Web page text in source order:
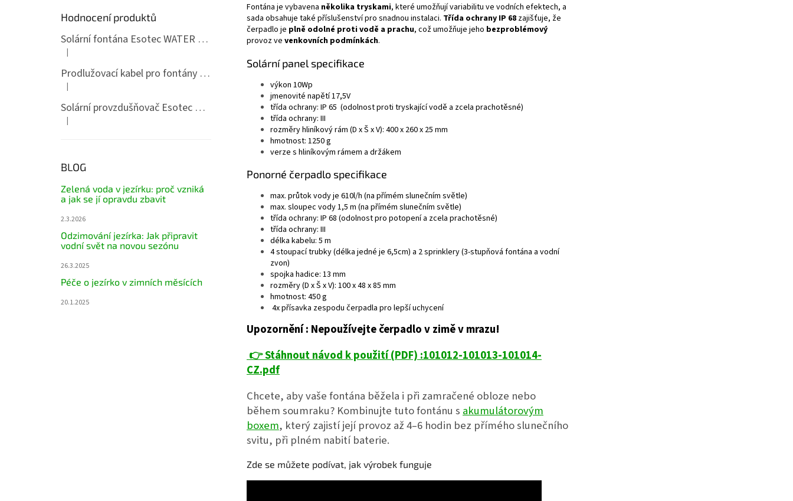
Hodnocení produktů
Solární fontána Esotec WATER SPLASH 5/470
Hodnocení produktu je 5 z 5 hvězdiček.
|
Prodlužovací kabel pro fontány Napoli, Siena, Water Splash 5/470, Water Splash 10/610
Hodnocení produktu je 5 z 5 hvězdiček.
|
Solární provzdušňovač Esotec Duo Air 8/200 Pro
Hodnocení produktu je 5 z 5 hvězdiček.
|
BLOG
Zelená voda v jezírku: proč vzniká
a jak se jí opravdu zbavit
2.3.2026
Odzimování jezírka: Jak připravit
vodní svět na novou sezónu
26.3.2025
Péče o jezírko v zimních měsících
20.1.2025
Fontána je vybavena několika tryskami, které umožňují variabilitu ve vodních efektech, a
sada obsahuje také příslušenství pro snadnou instalaci. Třída ochrany IP 68 zajišťuje, že
čerpadlo je plně odolné proti vodě a prachu, což umožňuje jeho bezproblémový
provoz ve venkovních podmínkách.
Solární panel specifikace
výkon 10Wp
jmenovité napětí 17,5V
třída ochrany: IP 65 (odolnost proti tryskající vodě a zcela prachotěsné)
třída ochrany: III
rozměry hliníkový rám (D x Š x V): 400 x 260 x 25 mm
hmotnost: 1250 g
verze s hliníkovým rámem a držákem
Ponorné čerpadlo specifikace
max. průtok vody je 610l/h (na přímém slunečním světle)
max. sloupec vody 1,5 m (na přímém slunečním světle)
třída ochrany: IP 68 (odolnost pro potopení a zcela prachotěsné)
třída ochrany: III
délka kabelu: 5 m
4 stoupací trubky (délka jedné je 6,5cm) a 2 sprinklery (3-stupňová fontána a vodní
zvon)
spojka hadice: 13 mm
rozměry (D x Š x V): 100 x 48 x 85 mm
hmotnost: 450 g
4x přísavka zespodu čerpadla pro lepší uchycení
Upozornění : Nepoužívejte čerpadlo v zimě v mrazu!
👉Stáhnout návod k použití (PDF) :101012-101013-101014-
CZ.pdf
Chcete, aby vaše fontána běžela i při zamračené obloze nebo
během soumraku? Kombinujte tuto fontánu s akumulátorovým
boxem, který zajistí její provoz až 4–6 hodin bez přímého slunečního
svitu, při plném nabití baterie.
Zde se můžete podívat, jak výrobek funguje